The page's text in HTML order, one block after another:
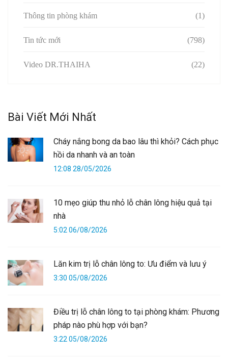
Thông tin phòng khám (1)
Tin tức mới (798)
Video DR.THAIHA (22)
Bài Viết Mới Nhất
Cháy nắng bong da bao lâu thì khỏi? Cách phục
hồi da nhanh và an toàn
12:08 28/05/2026
10 mẹo giúp thu nhỏ lỗ chân lông hiệu quả tại
nhà
5:02 06/08/2026
Lăn kim trị lỗ chân lông to: Ưu điểm và lưu ý
3:30 05/08/2026
Điều trị lỗ chân lông to tại phòng khám: Phương
pháp nào phù hợp với bạn?
3:22 05/08/2026